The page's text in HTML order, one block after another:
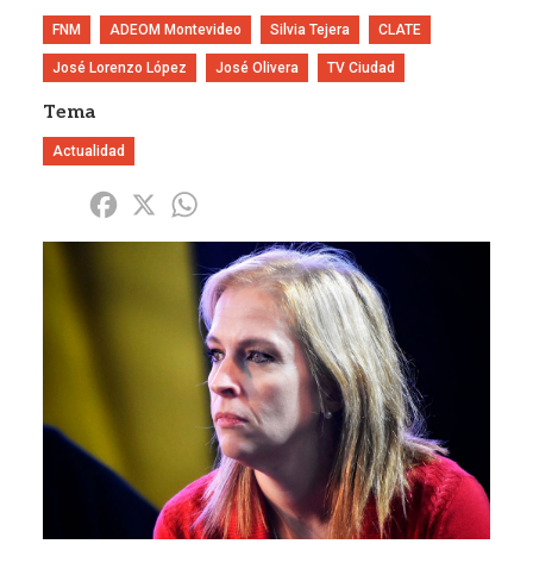
FNM ADEOM Montevideo Silvia Tejera CLATE
José Lorenzo López José Olivera TV Ciudad
Tema
Actualidad
Share Facebook
X
Imagen